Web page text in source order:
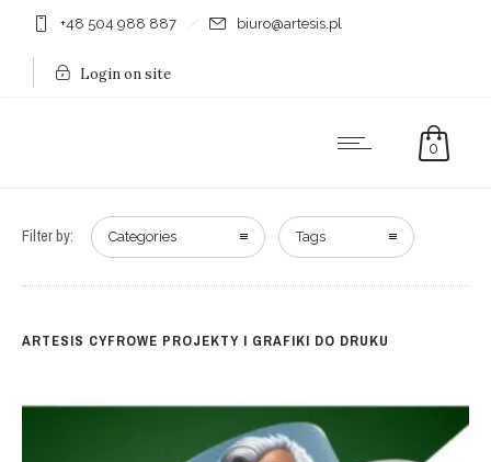
+48 504 988 887 biuro@artesis.pl
Login on site
0
Filter by: Categories Tags
ARTESIS CYFROWE PROJEKTY I GRAFIKI DO DRUKU